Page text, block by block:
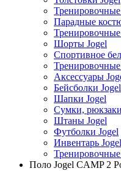
Тренировочные
Парадные
Шорты Jogel
Спортивное
Аксессуары
Бейсболки Jogel
Шапки Jogel
Сумки,
Штаны Jogel
Футболки Jogel
Инвентарь Jogel
Поло Jogel CAMP 2